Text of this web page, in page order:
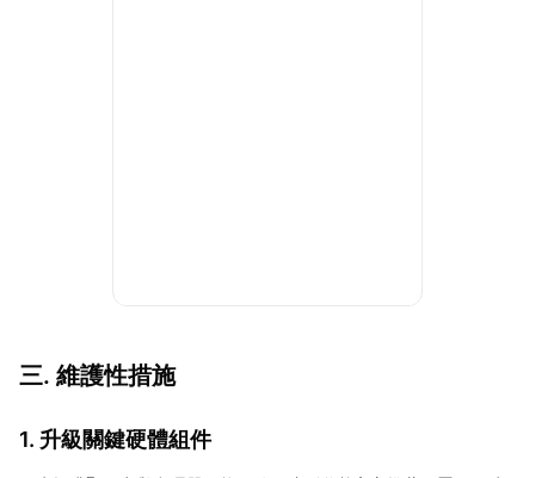
三. 維護性措施
1. 升級關鍵硬體組件